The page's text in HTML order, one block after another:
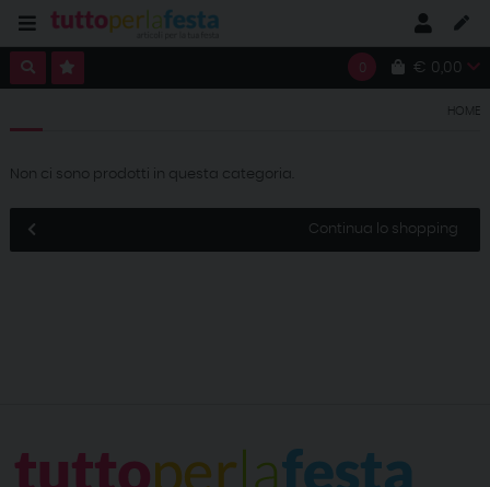
0 € 0,00
HOME
Non ci sono prodotti in questa categoria.
Continua lo shopping